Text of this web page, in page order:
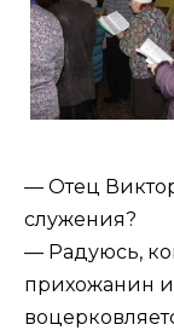
— Отец
служения?
— Радуюсь,
прихожанин и